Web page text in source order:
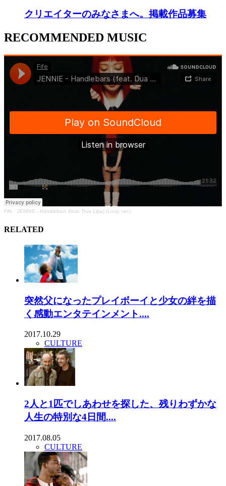
クリエイターのみなさまへ。掲載作品募集
RECOMMENDED MUSIC
Fife · JENNIE - Handlebars (feat. Dua Lipa) (Loop ver.)
RELATED
突然父になったプレイボーイと少女の絆を描
く感動エンタテインメント....
2017.10.29
CULTURE
2人と1匹でしあわせを探した、残りわずかな
人生の特別な4日間....
2017.08.05
CULTURE